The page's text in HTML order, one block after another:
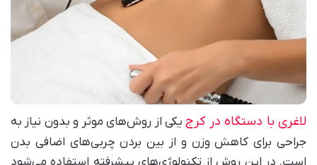
لاغری با دستگاه در کرجیکی از روش‌های موثر و بدون نیاز به
جراحی برای کاهش وزن و از بین بردن چربی‌های اضافی بدن